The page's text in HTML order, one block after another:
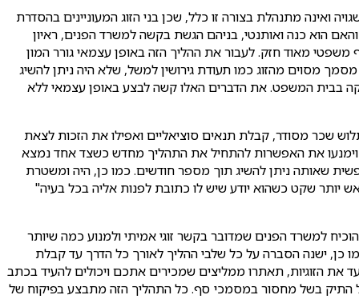
ואינה מתנהלת בצורה זו כלל, שכן בני הזוג המעוניינים בהסדרת
הוא כנה ואותנטי, בניהם הגשת בקשה למשרד הפנים, ראיון
מאוד חזק. לעבור את ההליך הזה באופן עצמאי גורר המון
מסוים מהזוג כמו תעודת גירושין למשל, שלא היה ניתן להשיג
בבית המשפט. את הדברים האלו קשה לבצע באופן עצמאי ללא
שכר מסודר, קבלת תנאים סוציאליים ואפילו את הזכות לצאת
וימנעו את האפשרות להתחיל את התהליך מחדש כשצד אחד נמצא
שאותה ניתן להשיג תוך מספר חודשים. כמו כן, היה ומשטרת
יותר שקט כשהוא יודע שיש לו כתובת לפנות אליה בכל בעיה"
למשרד הפנים שמדובר בקשר זוגי אמיתי ולמנוע כמה שיותר
כן, ישנה הסברה על כל שלבי ההליך לאורך כל הדרך עד קבלת
את הזוגיות, תאתרו ממליצים שמכירים אתכם ויכולים להעיד בכתב
התיק בשל מחסור במסמכי סף. כל התהליך הזה מתבצע בפיקוח של